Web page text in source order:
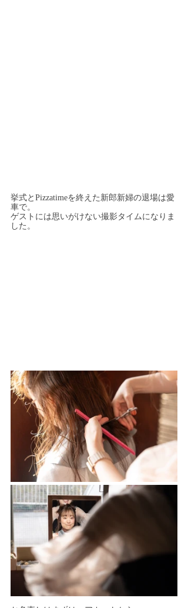
挙式とPizzatimeを終えた新郎新婦の退場は愛
車で。
ゲストには思いがけない撮影タイムになりま
した。